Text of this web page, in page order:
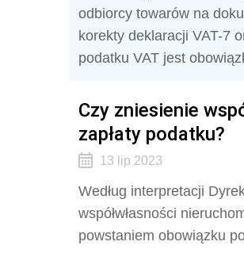
odbiorcy towarów na
korekty deklaracji VAT-7
podatku VAT jest
Czy zniesienie
zapłaty podatku?
13 lip 2023
Według interpretacji
współwłasności
powstaniem obowiązku